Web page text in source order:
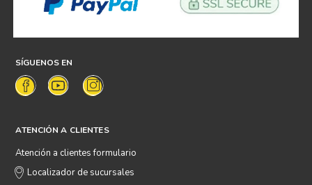
SÍGUENOS EN
ATENCIÓN A CLIENTES
Atención a clientes formulario
Localizador de sucursales